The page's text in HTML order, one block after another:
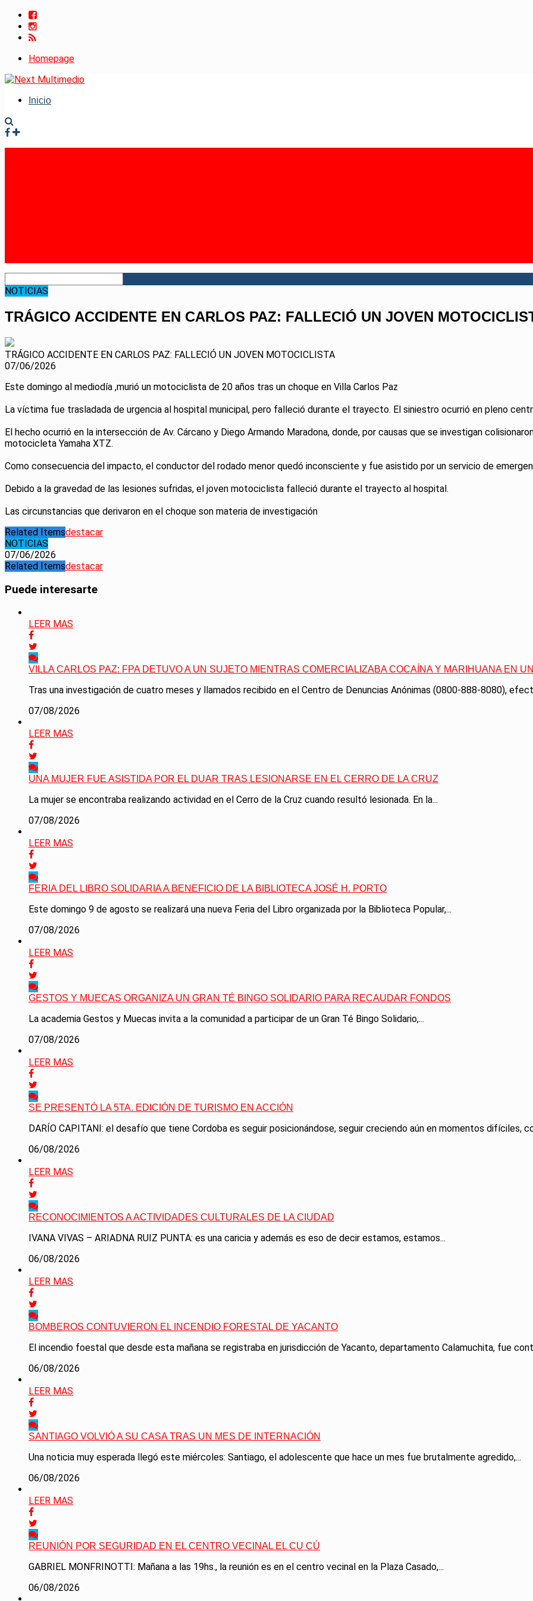
Homepage
Inicio
NOTICIAS
TRÁGICO ACCIDENTE EN CARLOS PAZ: FALLECIÓ UN JOVEN
TRÁGICO ACCIDENTE EN CARLOS PAZ: FALLECIÓ UN JOVEN MOTOCICLISTA
07/06/2026
Este domingo al mediodía ,murió un motociclista de 20 años tras un choque en Villa Carlos Paz
La víctima fue trasladada de urgencia al hospital municipal, pero falleció durante el trayecto. El siniestro ocurrió en pleno
El hecho ocurrió en la intersección de Av. Cárcano y Diego Armando Maradona, donde, por causas que se investigan
motocicleta Yamaha XTZ.
Como consecuencia del impacto, el conductor del rodado menor quedó inconsciente y fue asistido por un servicio de
Debido a la gravedad de las lesiones sufridas, el joven motociclista falleció durante el trayecto al hospital.
Las circunstancias que derivaron en el choque son materia de investigación
Related Itemsdestacar
NOTICIAS
07/06/2026
Related Itemsdestacar
Puede interesarte
LEER MAS
VILLA CARLOS PAZ: FPA DETUVO A UN SUJETO MIENTRAS COMERCIALIZABA COCAÍNA Y MARIHUANA EN
Tras una investigación de cuatro meses y llamados recibido en el Centro de Denuncias Anónimas (0800-888-8080),
07/08/2026
LEER MAS
UNA MUJER FUE ASISTIDA POR EL DUAR TRAS LESIONARSE EN EL CERRO DE LA CRUZ
La mujer se encontraba realizando actividad en el Cerro de la Cruz cuando resultó lesionada. En la...
07/08/2026
LEER MAS
FERIA DEL LIBRO SOLIDARIA A BENEFICIO DE LA BIBLIOTECA JOSÉ H. PORTO
Este domingo 9 de agosto se realizará una nueva Feria del Libro organizada por la Biblioteca Popular,...
07/08/2026
LEER MAS
GESTOS Y MUECAS ORGANIZA UN GRAN TÉ BINGO SOLIDARIO PARA RECAUDAR FONDOS
La academia Gestos y Muecas invita a la comunidad a participar de un Gran Té Bingo Solidario,...
07/08/2026
LEER MAS
SE PRESENTÓ LA 5TA. EDICIÓN DE TURISMO EN ACCIÓN
DARÍO CAPITANI: el desafío que tiene Cordoba es seguir posicionándose, seguir creciendo aún en momentos difíciles,
06/08/2026
LEER MAS
RECONOCIMIENTOS A ACTIVIDADES CULTURALES DE LA CIUDAD
IVANA VIVAS – ARIADNA RUIZ PUNTA: es una caricia y además es eso de decir estamos, estamos...
06/08/2026
LEER MAS
BOMBEROS CONTUVIERON EL INCENDIO FORESTAL DE YACANTO
El incendio foestal que desde esta mañana se registraba en jurisdicción de Yacanto, departamento Calamuchita, fue
06/08/2026
LEER MAS
SANTIAGO VOLVIÓ A SU CASA TRAS UN MES DE INTERNACIÓN
Una noticia muy esperada llegó este miércoles: Santiago, el adolescente que hace un mes fue brutalmente agredido,...
06/08/2026
LEER MAS
REUNIÓN POR SEGURIDAD EN EL CENTRO VECINAL EL CU CÚ
GABRIEL MONFRINOTTI: Mañana a las 19hs., la reunión es en el centro vecinal en la Plaza Casado,...
06/08/2026